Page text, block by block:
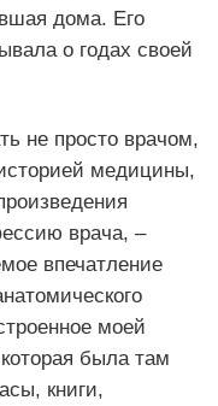
дома. Его
о годах своей
не просто врачом,
медицины,
врача, –
впечатление
моей
была там
книги,